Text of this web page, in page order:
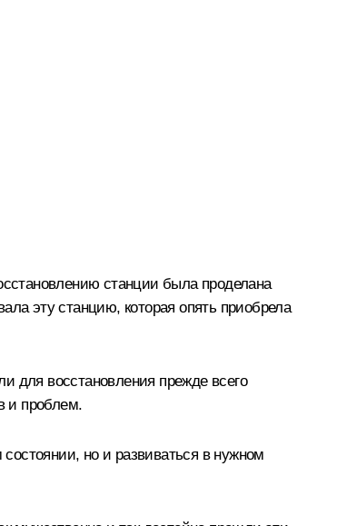
станции была проделана
эту станцию, которая опять приобрела
для восстановления прежде всего
и проблем.
но и развиваться в нужном